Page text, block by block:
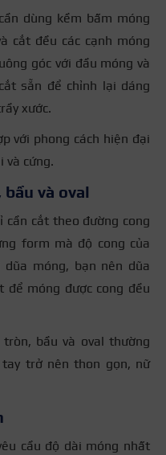
dùng kềm bấm móng
cắt đều các cạnh móng
góc với đầu móng và
sẵn để chỉnh lại dáng
xước.
với phong cách hiện đại
và cứng.
và oval
cần cắt theo đường cong
form mà độ cong của
móng, bạn nên dũa
để móng được cong đều
bầu và oval thường
trở nên thon gọn, nữ
cầu độ dài móng nhất